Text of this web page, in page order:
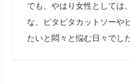
でも、やはり女性としては
な、ピタピタカットソーや
たいと悶々と悩む日々でした